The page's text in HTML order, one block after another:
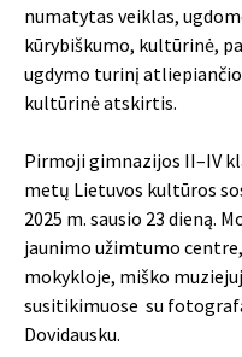
numatytas veiklas,
kūrybiškumo, kultūrinė,
ugdymo turinį
kultūrinė atskirtis.
Pirmoji gimnazijos II–IV
metų Lietuvos kultūros
2025 m. sausio 23 dieną.
jaunimo užimtumo centre
mokykloje, miško
susitikimuose su
Dovidausku.